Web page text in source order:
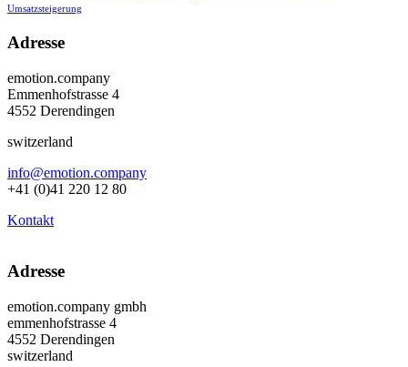
Umsatzsteigerung
Adresse
emotion.company
Emmenhofstrasse 4
4552 Derendingen
switzerland
info@emotion.company
+41 (0)41 220 12 80
Kontakt
Adresse
emotion.company gmbh
emmenhofstrasse 4
4552 Derendingen
switzerland